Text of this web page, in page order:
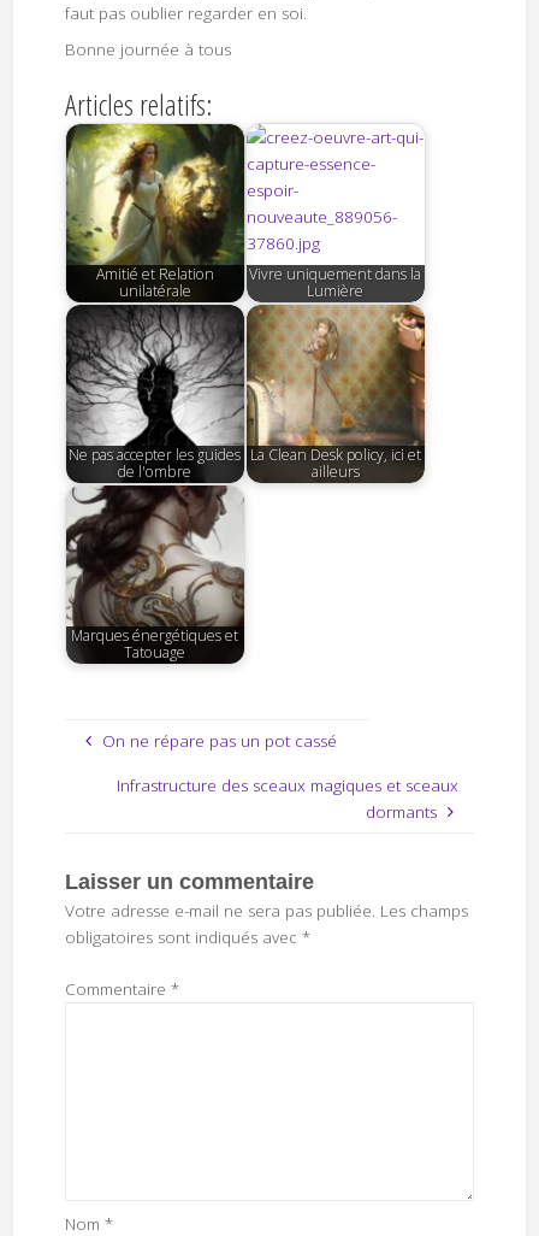
faut pas oublier regarder en soi.
Bonne journée à tous
Articles relatifs:
Amitié et Relation
unilatérale
Vivre uniquement dans la
Lumière
Ne pas accepter les guides
de l'ombre
La Clean Desk policy, ici et
ailleurs
Marques énergétiques et
Tatouage
On ne répare pas un pot cassé
Infrastructure des sceaux magiques et sceaux
dormants
Laisser un commentaire
Votre adresse e-mail ne sera pas publiée. Les champs
obligatoires sont indiqués avec *
Commentaire *
Nom *